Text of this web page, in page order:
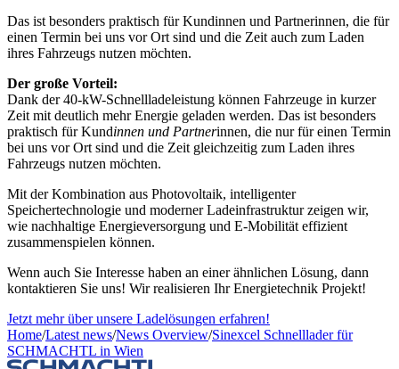
Das ist besonders praktisch für Kundinnen und Partnerinnen, die für
einen Termin bei uns vor Ort sind und die Zeit auch zum Laden
ihres Fahrzeugs nutzen möchten.
Der große Vorteil:
Dank der 40-kW-Schnellladeleistung können Fahrzeuge in kurzer
Zeit mit deutlich mehr Energie geladen werden. Das ist besonders
praktisch für Kundinnen und Partnerinnen, die nur für einen Termin
bei uns vor Ort sind und die Zeit gleichzeitig zum Laden ihres
Fahrzeugs nutzen möchten.
Mit der Kombination aus Photovoltaik, intelligenter
Speichertechnologie und moderner Ladeinfrastruktur zeigen wir,
wie nachhaltige Energieversorgung und E-Mobilität effizient
zusammenspielen können.
Wenn auch Sie Interesse haben an einer ähnlichen Lösung, dann
kontaktieren Sie uns! Wir realisieren Ihr Energietechnik Projekt!
Jetzt mehr über unsere Ladelösungen erfahren!
Home/Latest news/News Overview/Sinexcel Schnelllader für
SCHMACHTL in Wien